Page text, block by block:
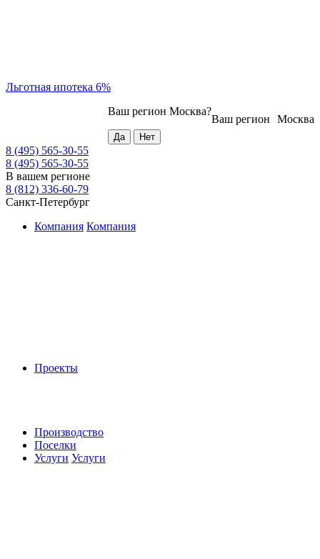
Льготная ипотека 6%
Москва
Ваш регион
Ваш регион Москва?
8 (495) 565-30-55
8 (495) 565-30-55
В вашем регионе
8 (812) 336-60-79
Санкт-Петербург
Компания Компания
Проекты
Производство
Поселки
Услуги Услуги